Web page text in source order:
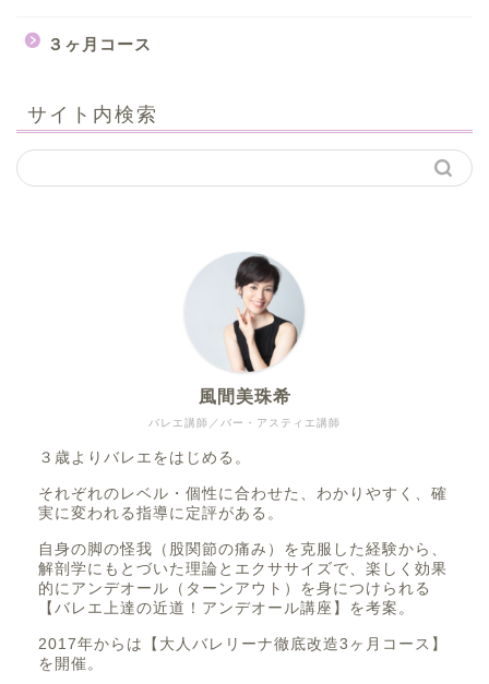
３ヶ月コース
サイト内検索
バレエ講師／バー・アスティエ講師
風間美珠希
３歳よりバレエをはじめる。
それぞれのレベル・個性に合わせた、わかりやすく、確
実に変われる指導に定評がある。
自身の脚の怪我（股関節の痛み）を克服した経験から、
解剖学にもとづいた理論とエクササイズで、楽しく効果
的にアンデオール（ターンアウト）を身につけられる
【バレエ上達の近道！アンデオール講座】を考案。
2017年からは【大人バレリーナ徹底改造3ヶ月コース】
を開催。